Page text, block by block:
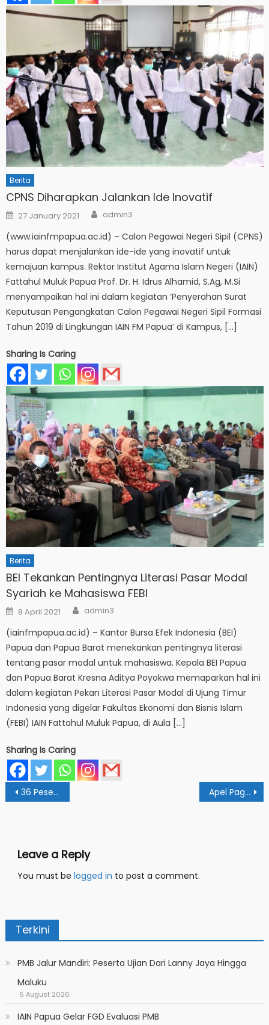
Berita
CPNS Diharapkan Jalankan Ide Inovatif
Posted
on
27 January 2021 Author
admin3
(www.iainfmpapua.ac.id) – Calon Pegawai Negeri Sipil (CPNS)
harus dapat menjalankan ide-ide yang inovatif untuk
kemajuan kampus. Rektor Institut Agama Islam Negeri (IAIN)
Fattahul Muluk Papua Prof. Dr. H. Idrus Alhamid, S.Ag, M.Si
menyampaikan hal ini dalam kegiatan ‘Penyerahan Surat
Keputusan Pengangkatan Calon Pegawai Negeri Sipil Formasi
Tahun 2019 di Lingkungan IAIN FM Papua’ di Kampus, […]
Sharing Is Caring
Berita
BEI Tekankan Pentingnya Literasi Pasar Modal
Syariah ke Mahasiswa FEBI
Posted
on
8 April 2021 Author
admin3
(iainfmpapua.ac.id) – Kantor Bursa Efek Indonesia (BEI)
Papua dan Papua Barat menekankan pentingnya literasi
tentang pasar modal untuk mahasiswa. Kepala BEI Papua
dan Papua Barat Kresna Aditya Poyokwa memaparkan hal ini
dalam kegiatan Pekan Literasi Pasar Modal di Ujung Timur
Indonesia yang digelar Fakultas Ekonomi dan Bisnis Islam
(FEBI) IAIN Fattahul Muluk Papua, di Aula […]
Sharing Is Caring
Post
navigation
36 Peserta Ikuti Tes Calon PPPK IAIN Papua Apel Pagi : ASN Junjung Netralitas Jelang Pemilu
Leave a Reply
You must be logged in to post a comment.
Terkini
PMB Jalur Mandiri: Peserta Ujian Dari Lanny Jaya Hingga
Maluku
5 August 2026
IAIN Papua Gelar FGD Evaluasi PMB